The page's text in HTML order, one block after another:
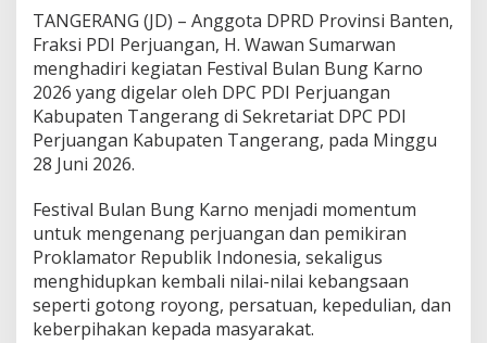
B
u
n
g
K
a
r
n
o
K
o
b
a
r
k
a
TANGERANG (JD) – Anggota DPRD Provinsi Banten,
Fraksi PDI Perjuangan, H. Wawan Sumarwan
menghadiri kegiatan Festival Bulan Bung Karno
2026 yang digelar oleh DPC PDI Perjuangan
Kabupaten Tangerang di Sekretariat DPC PDI
Perjuangan Kabupaten Tangerang, pada Minggu
28 Juni 2026.
Festival Bulan Bung Karno menjadi momentum
untuk mengenang perjuangan dan pemikiran
Proklamator Republik Indonesia, sekaligus
menghidupkan kembali nilai-nilai kebangsaan
seperti gotong royong, persatuan, kepedulian, dan
keberpihakan kepada masyarakat.